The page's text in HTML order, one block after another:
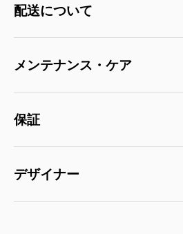
配送について
メンテナンス・ケア
保証
デザイナー